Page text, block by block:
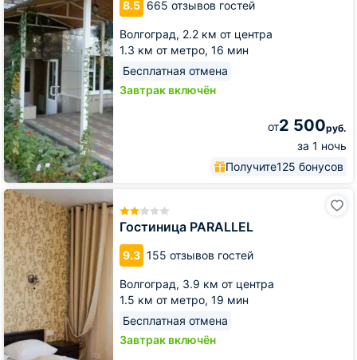
8.5 665 отзывов гостей
Волгоград, 2.2 км от центра
1.3 км от метро, 16 мин
Бесплатная отмена
Завтрак включён
от2 500руб.
за 1 ночь
Получите125 бонусов
Гостиница PARALLEL
9.3 155 отзывов гостей
Волгоград, 3.9 км от центра
1.5 км от метро, 19 мин
Бесплатная отмена
Завтрак включён
Гостиница
PARALLEL